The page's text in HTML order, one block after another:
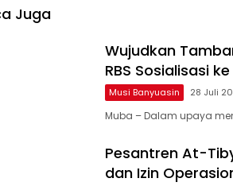
Juga
Wujudkan
RBS Sosialisasi
Musi Banyuasin 28 Juli
Muba – Dalam upaya
Pesantren At-
dan Izin